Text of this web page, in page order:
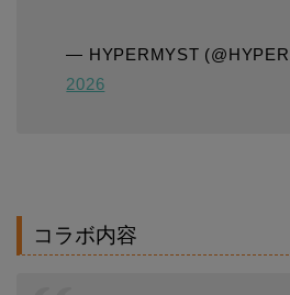
— HYPERMYST
2026
コラボ内容